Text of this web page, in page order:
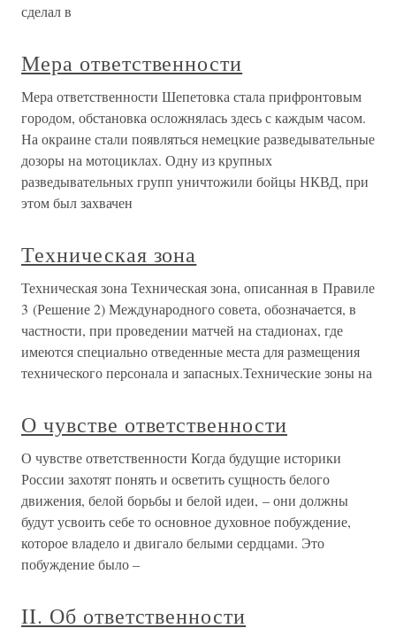
сделал в
Мера ответственности
Мера ответственности Шепетовка стала прифронтовым
городом, обстановка осложнялась здесь с каждым часом.
На окраине стали появляться немецкие разведывательные
дозоры на мотоциклах. Одну из крупных
разведывательных групп уничтожили бойцы НКВД, при
этом был захвачен
Техническая зона
Техническая зона Техническая зона, описанная в Правиле
3 (Решение 2) Международного совета, обозначается, в
частности, при проведении матчей на стадионах, где
имеются специально отведенные места для размещения
технического персонала и запасных.Технические зоны на
О чувстве ответственности
О чувстве ответственности Когда будущие историки
России захотят понять и осветить сущность белого
движения, белой борьбы и белой идеи, – они должны
будут усвоить себе то основное духовное побуждение,
которое владело и двигало белыми сердцами. Это
побуждение было –
II. Об ответственности